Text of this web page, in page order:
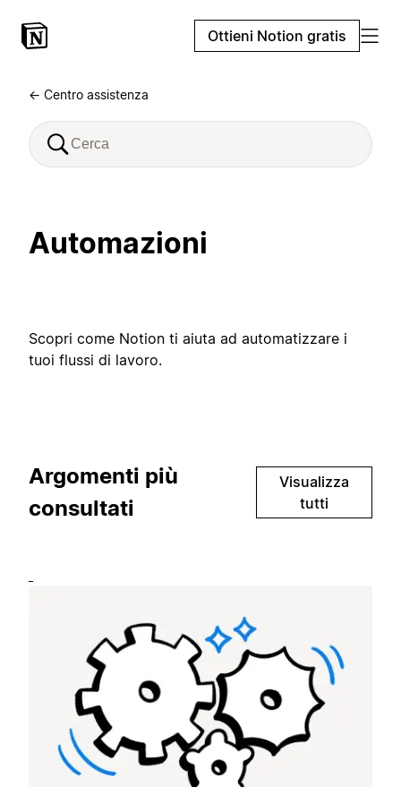
Ottieni Notion gratis
← Centro assistenza
Automazioni
Scopri come Notion ti aiuta ad automatizzare i
tuoi flussi di lavoro.
Argomenti più
consultati
Visualizza
tutti